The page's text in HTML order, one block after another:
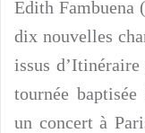
Edith Fambuena
dix nouvelles
issus
tournée
un concert à